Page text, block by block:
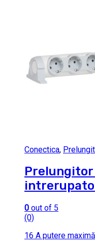
Conectica,
0 out of 5
(0)
16 A putere